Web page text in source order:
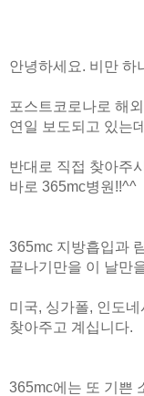
안녕하세요. 비만 하
포스트코로나로 해
연일 보도되고 있는
반대로 직접 찾아주
바로 365mc병원!!^^
365mc 지방흡입과
끝나기만을 이 날만
미국, 싱가폴, 인도
찾아주고 계십니다.
365mc에는 또 기쁜